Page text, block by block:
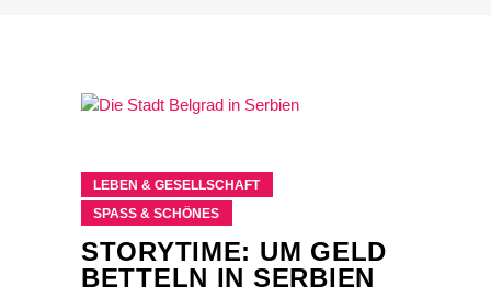
LEBEN & GESELLSCHAFT
SPASS & SCHÖNES
STORYTIME: UM GELD
BETTELN IN SERBIEN